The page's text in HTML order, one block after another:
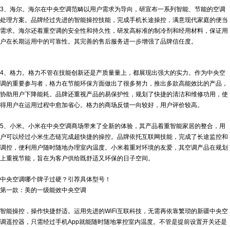
3、海尔。海尔在中央空调范畴以用户需求为导向，研宣布一系列智能、节能的空调
处理方案。品牌经过先进的智能操控技能，完成手机长途操控，满意现代家庭的便当
需求。海尔还着重空调的安全性和持久性，研发高标准的制冷剂和经用材料，保证用
户在长期运用中的可靠性。其完善的售后服务进一步增强了品牌信任度。
4、格力。格力不管在技能创新还是产质量量上，都展现出强大的实力。作为中央空
调的重要参与者，格力在节能环保方面做出了很多努力，推出多款高能效比的产品，
协助用户下降能耗。品牌还重视产品的易保护性，规划了快捷的清洁和维修功用，使
得用户在运用过程中愈加省心。格力的商场反馈一向较好，用户评价较高。
5、小米。小米在中央空调商场带来了全新的体验，其产品着重智能家居的整合，用
户可以经过小米生态链完成超快捷的操控。品牌依托互联网技能，完成了长途监控和
调控，便利用户随时随地办理室内温度。小米着重对环境的友爱，其空调产品在规划
上重视节能，旨在为客户供给既舒适又环保的日子空间。
中央空调哪个牌子过硬？引荐具体型号！
第一款：美的一级能效中央空调
智能操控，操作快捷舒适。运用先进的WiFi互联科技，无需再依靠繁琐的新疆中央空
调遥控器，只需经过手机App就能随时随地掌控室内温度。不管是提前设置开关还是